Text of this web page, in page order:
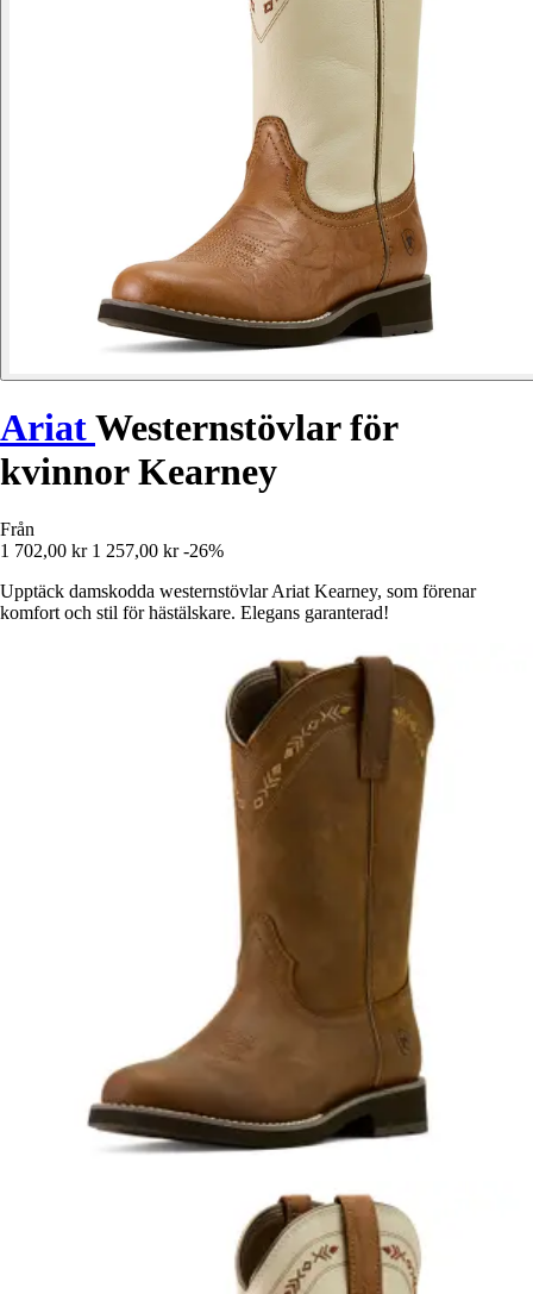
AriatWesternstövlar för
kvinnor Kearney
Från
1 702,00 kr 1 257,00 kr -26%
Upptäck damskodda westernstövlar Ariat Kearney, som förenar
komfort och stil för hästälskare. Elegans garanterad!